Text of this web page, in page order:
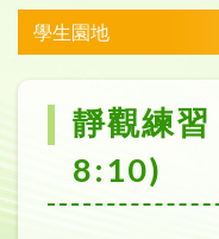
學生園地
靜觀練
8:10)